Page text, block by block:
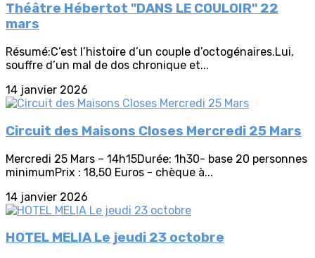
Théâtre Hébertot "DANS LE COULOIR" 22
mars
Résumé:C’est l’histoire d’un couple d’octogénaires.Lui,
souffre d’un mal de dos chronique et...
14 janvier 2026
Circuit des Maisons Closes Mercredi 25 Mars
Mercredi 25 Mars – 14h15Durée: 1h30- base 20 personnes
minimumPrix : 18,50 Euros - chèque à...
14 janvier 2026
HOTEL MELIA Le jeudi 23 octobre